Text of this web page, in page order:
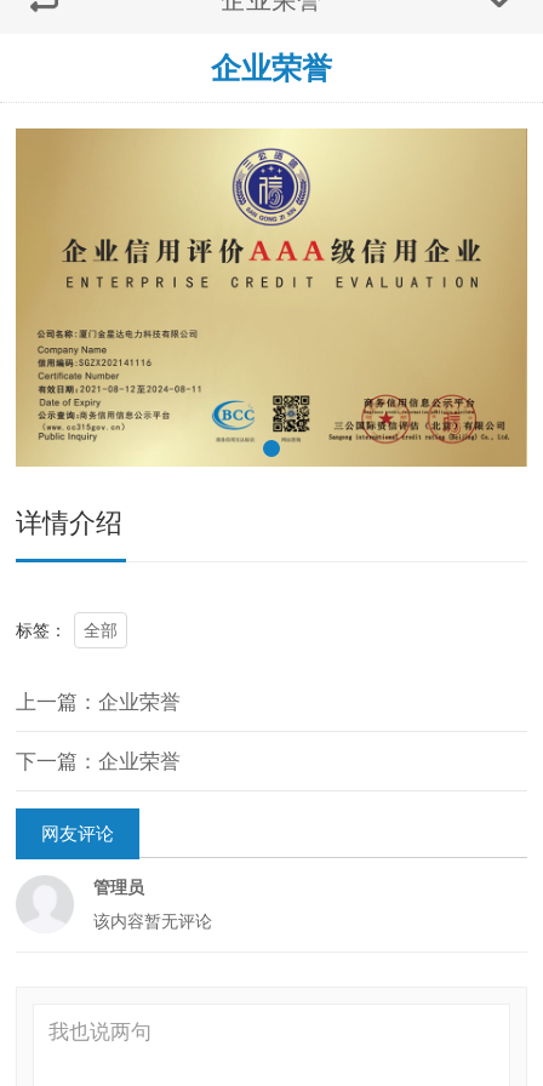
企业荣誉
详情介绍
标签： 全部
上一篇：企业荣誉
下一篇：企业荣誉
网友评论
管理员
该内容暂无评论